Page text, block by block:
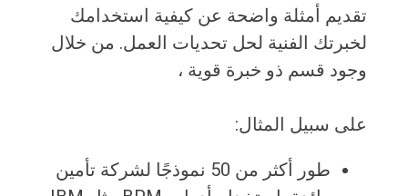
تقديم أمثلة واضحة عن كيفية استخدامك
لخبرتك الفنية لحل تحديات العمل. من خلال
وجود قسم ذو خبرة قوية ،
على سبيل المثال:
طور أكثر من 50 نموذجًا لشركة تأمين